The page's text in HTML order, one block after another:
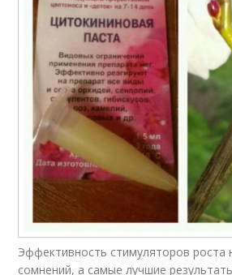
Эффективность стимуляторов роста
сомнений, а самые лучшие